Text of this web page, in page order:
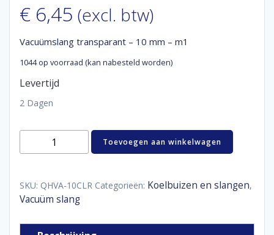
€ 6,45 (excl. btw)
Vacuümslang transparant – 10 mm – m1
1044 op voorraad (kan nabesteld worden)
Levertijd
2 Dagen
Vacuümslang
transparant
mm
-
aantal
Toevoegen aan winkelwagen
SKU: QHVA-10CLR Categorieën: Koelbuizen en slangen,
Vacuüm slang